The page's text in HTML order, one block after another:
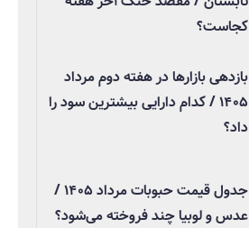
کجاست؟
بازدهی بازارها در هفته دوم مرداد
۱۴۰۵ / کدام دارایی بیشترین سود را
داد؟
جدول قیمت حبوبات مرداد ۱۴۰۵ /
عدس و لوبیا چند فروخته می‌شود؟